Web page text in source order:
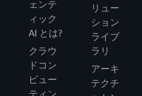
ェンテ
ィック
AI とは?
クラウ
ドコン
ピュー
リュー
ション
ライブ
ラリ
アーキ
テクチ